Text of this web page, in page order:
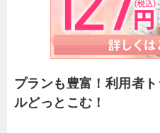
プランも豊富！利用者
ルどっとこむ！